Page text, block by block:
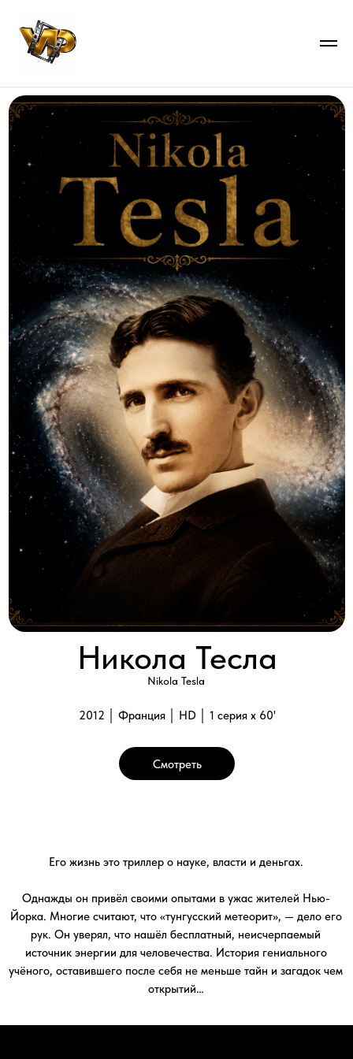
Никола Тесла
Nikola Tesla
2012 │ Франция │ HD │ 1 серия x 60'
Смотреть
Йорка. Многие считают, что «тунгусский метеорит», — дело его
рук. Он уверял, что нашёл бесплатный, неисчерпаемый
источник энергии для человечества. История гениального
открытий…